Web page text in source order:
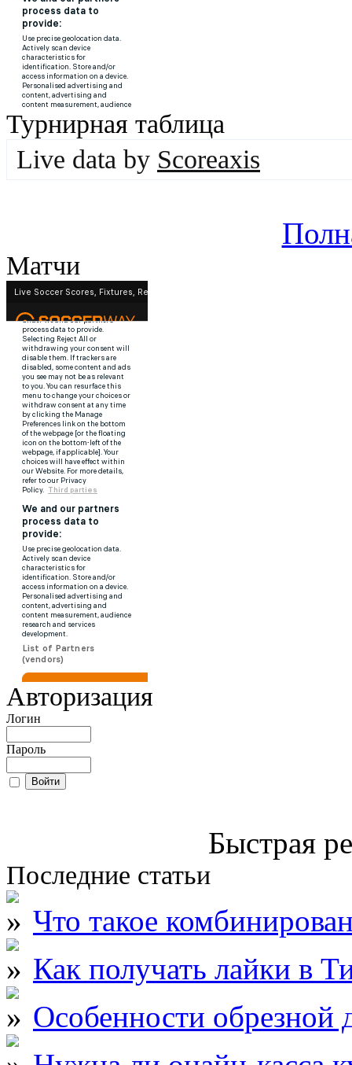
Турнирная таблица
Live data by Scoreaxis
Матчи
Авторизация
Логин
Пароль
Быстрая
Последние статьи
Что такое
Как получать лайки в
Особенности обрезной